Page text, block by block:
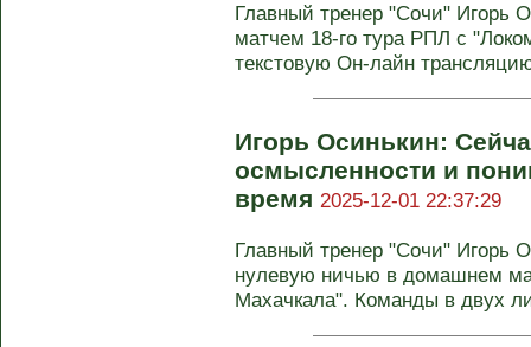
Главный тренер "Сочи" Игорь
матчем 18-го тура РПЛ с
текстовую Он-лайн
Игорь Осинькин:
осмысленности и
время 2025-12-01 22:37:29
Главный тренер "Сочи" Игорь
нулевую ничью в домашнем
Махачкала". Команды в двух